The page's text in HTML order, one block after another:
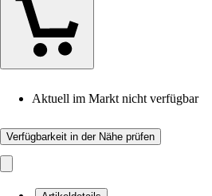
Aktuell im Markt nicht verfügbar
Verfügbarkeit in der Nähe prüfen